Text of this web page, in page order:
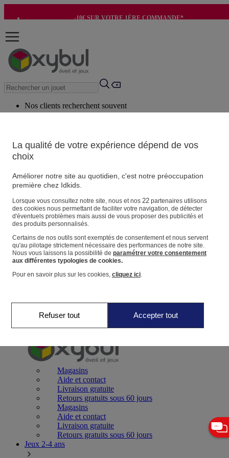
-10€ SUR VOTRE 1ÈRE COMMANDE*
Nos clients recherchent souvent
Conseils suggérés
Produits suggérés
Vos informations personnelles
Suivre une commande
Magasin
Panier
Favoris
Jeux 0-2 ans
Magasins
Aide et contact
Livraison gratuite
Retours gratuits sous 60 jours
Magasins
Aide et contact
Livraison gratuite
Retours gratuits sous 60 jours
Jeux 2-4 ans
La qualité de votre expérience dépend de vos
choix
Améliorer notre site au quotidien, c'est notre préoccupation
première chez Idkids.
Lorsque vous consultez notre site, nous et nos 22partenaires utilisons
des cookies nous permettant de faciliter votre navigation, de détecter
d'éventuels problèmes mais aussi de vous proposer des publicités et
des produits personnalisés.
Certains de nos outils sont exemptés de consentement et nous servent
qu'au pilotage strictement nécessaire des performances de notre site.
Nous vous laissons la possibilité de paramétrer votre consentement
aux différentes typologies de cookies.
Pour en savoir plus sur les cookies, cliquez ici.
Refuser tout Accepter tout